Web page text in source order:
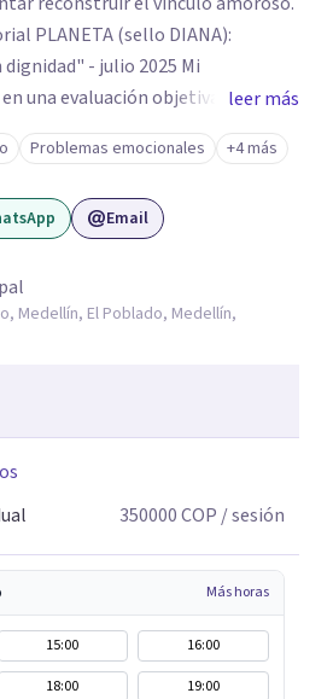
PLANETA (sello DIANA):
- julio 2025 Mi
una evaluación objetiva de
del paciente, centrada en
reales de recuperación de la
afectivo
leer más
Problemas emocionales +4 más
Email
Medellín, El Poblado, Medellín,
350000COP / sesión
Más horas
15:00
16:00
18:00 19:00